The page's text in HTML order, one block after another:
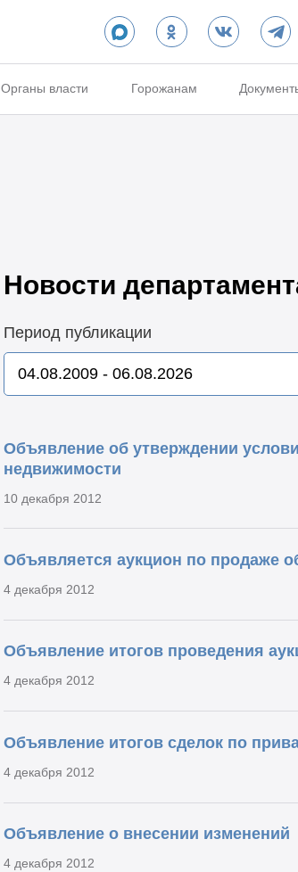
Органы власти Горожанам
Новости
Период публикации
Объявление об утверждении
недвижимости
10 декабря 2012
Объявляется аукцион по продаже
4 декабря 2012
Объявление итогов проведения
4 декабря 2012
Объявление итогов сделок по
4 декабря 2012
Объявление о внесении изменений
4 декабря 2012